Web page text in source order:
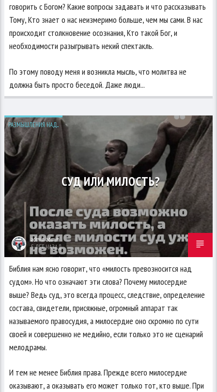
говорить с Богом? Какие вопросы задавать и что рассказывать
Тому, Кто знает о нас неизмеримо больше, чем мы сами. В нас
происходит столкновение осознания, Кто такой Бог, и
необходимости разыгрывать некий спектакль.
По этому поводу меня и возникла мысль, что молитва не
должна быть просто беседой. Даже люди...
РАЗМЫШЛЕНИЯ НАД...
СУД ИЛИ МИЛОСТЬ?
admin admin
5 ЛЕТ НАЗАД
Библия нам ясно говорит, что «милость превозносится над
судом». Но что означают эти слова? Почему милосердие
выше? Ведь суд, это всегда процесс, следствие, определение
состава, свидетели, присяжные, огромный аппарат так
называемого правосудия, а милосердие оно скромно по сути
своей и совершенно не медийно, если только это не сценарий
мелодрамы.
И тем не менее Библия права. Прежде всего милосердие
оказывают, а оказывать его может только тот, кто выше. При